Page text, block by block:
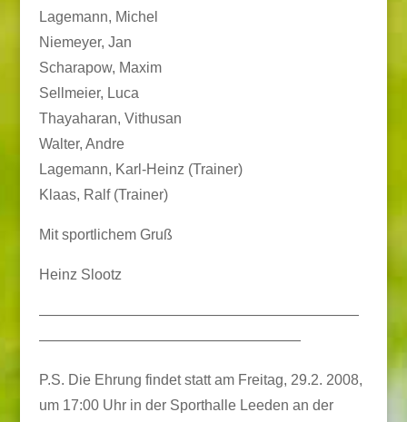
Lagemann, Michel
Niemeyer, Jan
Scharapow, Maxim
Sellmeier, Luca
Thayaharan, Vithusan
Walter, Andre
Lagemann, Karl-Heinz (Trainer)
Klaas, Ralf (Trainer)
Mit sportlichem Gruß
Heinz Slootz
——————————————————————
——————————————————
P.S. Die Ehrung findet statt am Freitag, 29.2. 2008,
um 17:00 Uhr in der Sporthalle Leeden an der